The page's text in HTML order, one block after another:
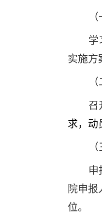
学
实施方
召
求，动
申
院申
位。